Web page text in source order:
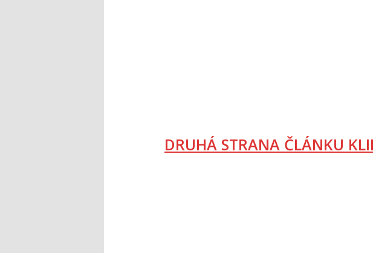
DRUHÁ STRANA ČLÁNKU